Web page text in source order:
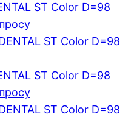
ST Color D=98
ST Color D=98